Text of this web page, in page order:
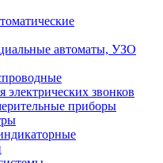
автоматы, УЗО
электрических звонков
приборы